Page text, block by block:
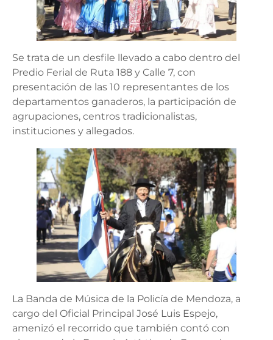
Se trata de un desfile llevado a cabo dentro del
Predio Ferial de Ruta 188 y Calle 7, con
presentación de las 10 representantes de los
departamentos ganaderos, la participación de
agrupaciones, centros tradicionalistas,
instituciones y allegados.
La Banda de Música de la Policía de Mendoza, a
cargo del Oficial Principal José Luis Espejo,
amenizó el recorrido que también contó con